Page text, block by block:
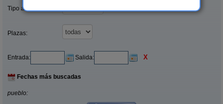
Tipo alquiler:
Plazas:
Entrada: Salida: X
Fechas más buscadas
pueblo: